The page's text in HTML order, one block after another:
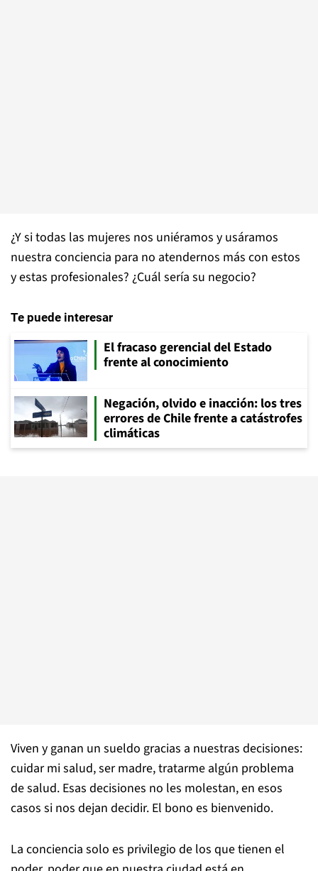
¿Y si todas las mujeres nos uniéramos y usáramos
nuestra conciencia para no atendernos más con estos
y estas profesionales? ¿Cuál sería su negocio?
Te puede interesar
El fracaso gerencial del Estado
frente al conocimiento
Negación, olvido e inacción: los tres
errores de Chile frente a catástrofes
climáticas
Viven y ganan un sueldo gracias a nuestras decisiones:
cuidar mi salud, ser madre, tratarme algún problema
de salud. Esas decisiones no les molestan, en esos
casos si nos dejan decidir. El bono es bienvenido.
La conciencia solo es privilegio de los que tienen el